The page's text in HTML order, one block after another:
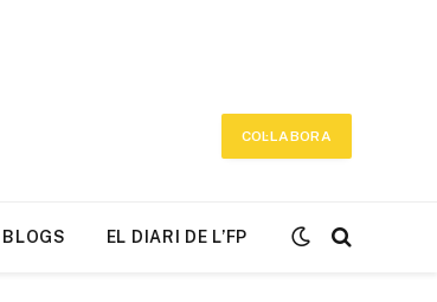
COL·LABORA
BLOGS EL DIARI DE L’FP